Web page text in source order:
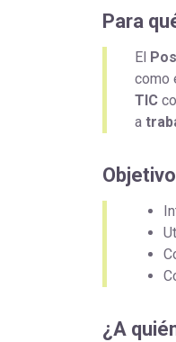
Para
El
como
TIC
a
¿A